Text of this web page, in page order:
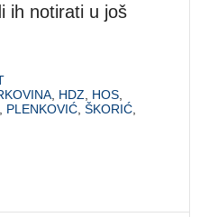
ih notirati u još
HDZ HOS
PLENKOVIĆ ,ŠKORIĆ